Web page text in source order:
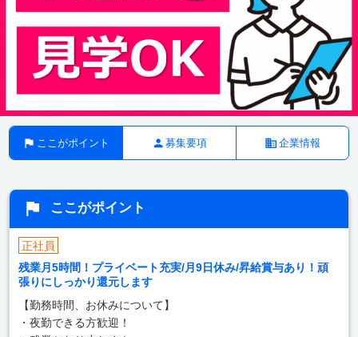
ここがポイント 募集要項 企業情報
ここがポイント
正社員
残業月5時間！プライベート充実/月9日休み/昇給賞与あり！頑
張りにしっかり還元します
【勤務時間、お休みについて】
・夜勤できる方歓迎！